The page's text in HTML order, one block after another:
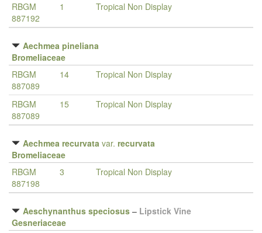
RBGM
887192
1 Tropical Non Display
Aechmea pineliana
Bromeliaceae
RBGM
887089
14 Tropical Non Display
RBGM
887089
15 Tropical Non Display
Aechmea recurvata var. recurvata
Bromeliaceae
RBGM
887198
3 Tropical Non Display
Aeschynanthus speciosus – Lipstick Vine
Gesneriaceae